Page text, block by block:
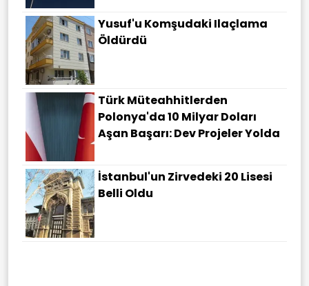
Yusuf'u Komşudaki Ilaçlama
Öldürdü
Türk Müteahhitlerden
Polonya'da 10 Milyar Doları
Aşan Başarı: Dev Projeler Yolda
İstanbul'un Zirvedeki 20 Lisesi
Belli Oldu